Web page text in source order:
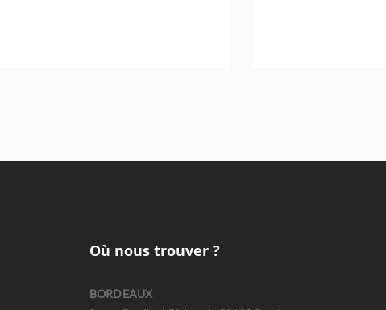
Où nous trouver ?
BORDEAUX